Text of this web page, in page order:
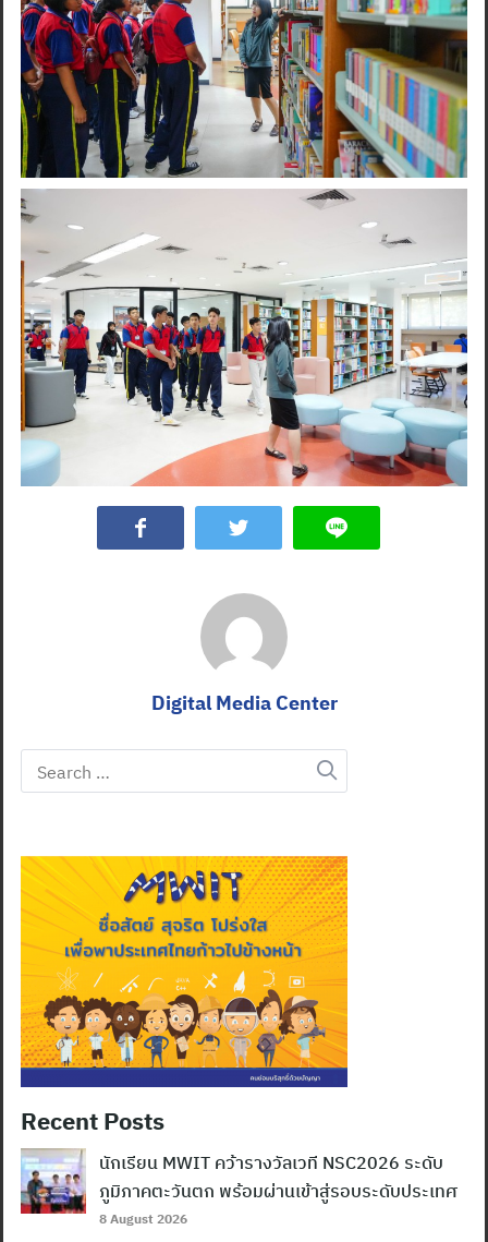
Digital Media Center
Search
for:
Recent Posts
นักเรียน MWIT คว้ารางวัลเวที NSC2026 ระดับ
ภูมิภาคตะวันตก พร้อมผ่านเข้าสู่รอบระดับประเทศ
8 August 2026